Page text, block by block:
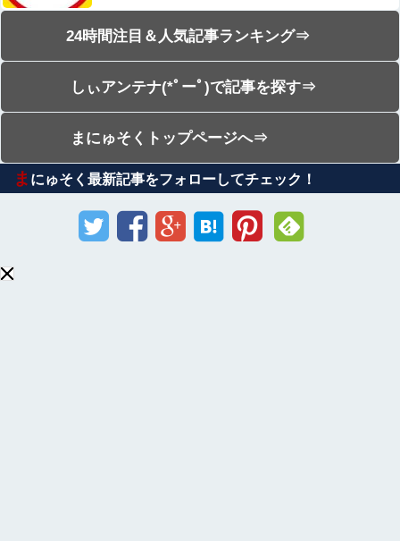
24時間注目＆人気記事ランキング⇒
しぃアンテナ(*ﾟーﾟ)で記事を探す⇒
まにゅそくトップページへ⇒
ま にゅそく最新記事をフォローしてチェック！